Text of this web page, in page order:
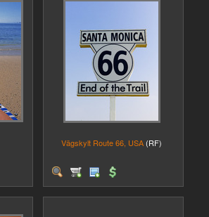
Vägskylt Route 66, USA (RF)